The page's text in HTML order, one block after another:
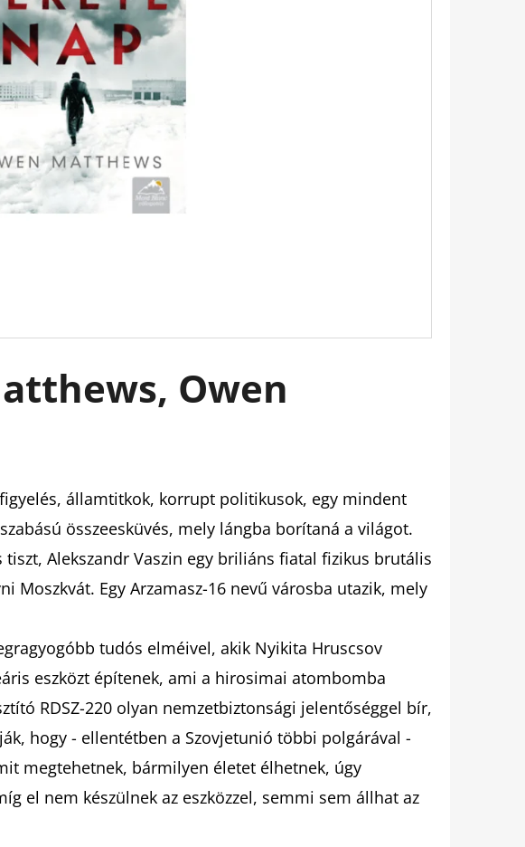
Owen
államtitkok, korrupt politikusok, egy mindent
összeesküvés, mely lángba borítaná a világot.
tiszt, Alekszandr Vaszin egy briliáns fiatal fizikus brutális
Moszkvát. Egy Arzamasz-16 nevű városba utazik, mely
tudós elméivel, akik Nyikita Hruscsov
eszközt építenek, ami a hirosimai atombomba
RDSZ-220 olyan nemzetbiztonsági jelentőséggel bír,
hogy - ellentétben a Szovjetunió többi polgárával -
megtehetnek, bármilyen életet élhetnek, úgy
el nem készülnek az eszközzel, semmi sem állhat az
KÖNNYCSEPP A TINTAFOLTBAN ÁDÁM-
BOROS LILLA
€13,50
Korábbi:€17,90